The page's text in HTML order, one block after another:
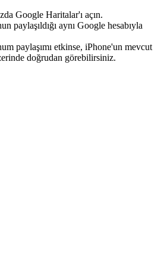
Google Haritalar'ı açın.
paylaşıldığı aynı Google hesabıyla
paylaşımı etkinse, iPhone'un mevcut
doğrudan görebilirsiniz.